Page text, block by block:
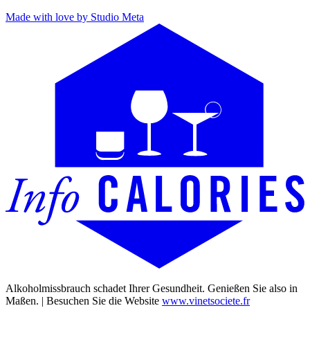
Made with love by Studio Meta
Alkoholmissbrauch schadet Ihrer Gesundheit. Genießen Sie also in
Maßen. | Besuchen Sie die Website www.vinetsociete.fr